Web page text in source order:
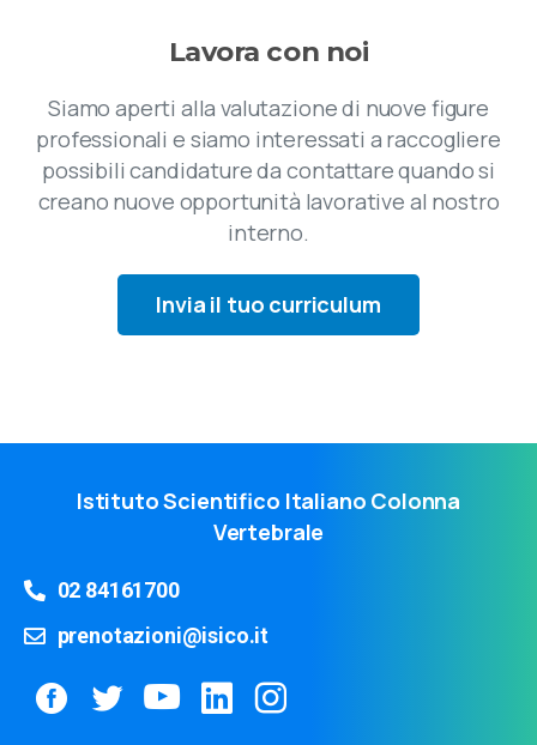
Lavora con noi
Siamo aperti alla valutazione di nuove figure
professionali e siamo interessati a raccogliere
possibili candidature da contattare quando si
creano nuove opportunità lavorative al nostro
interno.
Invia il tuo curriculum
Istituto Scientifico Italiano Colonna
Vertebrale
02 84161700
prenotazioni@isico.it